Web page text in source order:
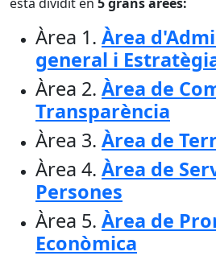
Àrea 1. Àrea
general i
Àrea 2. Àrea de
Transparència
Àrea 3. Àrea de
Àrea 4. Àrea de
Persones
Àrea 5. Àrea de
Econòmica